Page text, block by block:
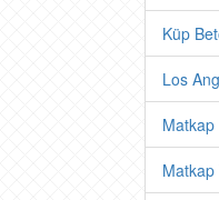
Küp
Los
Matkap
Matkap